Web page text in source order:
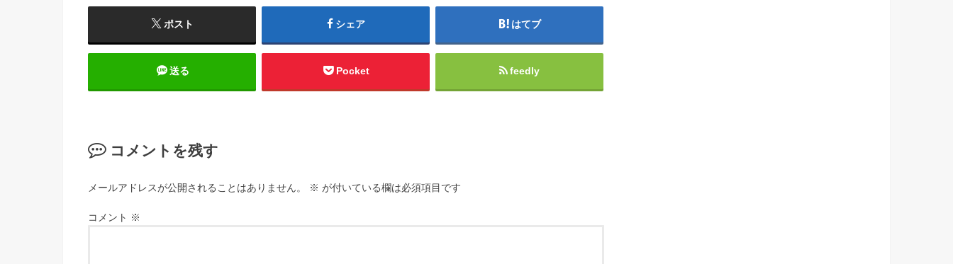
ポスト シェア はてブ
送る Pocket feedly
コメントを残す
メールアドレスが公開されることはありません。 ※ が付いている欄は必須項目です
コメント ※